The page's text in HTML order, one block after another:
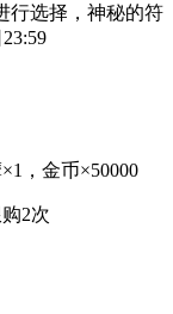
行选择，神秘的符
，金币×50000
2次